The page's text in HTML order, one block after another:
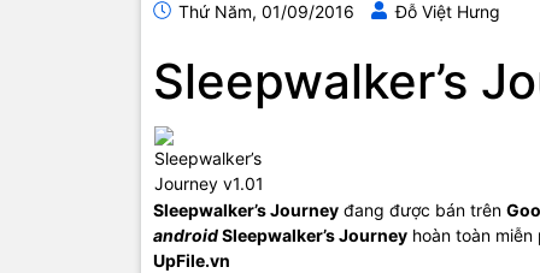
Thứ Năm, 01/09/2016 Đỗ Việt Hưng
Sleepwalker’s
Sleepwalker’s Journey đang được bán trên
androidSleepwalker’s Journey hoàn toàn miễn
UpFile.vn